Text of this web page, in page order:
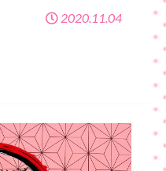
2020.11.04